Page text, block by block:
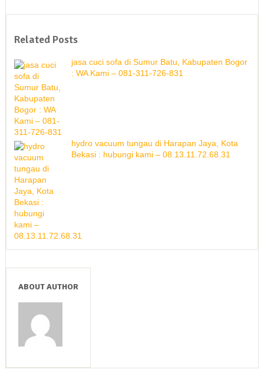
Related Posts
jasa cuci sofa di Sumur Batu, Kabupaten Bogor
: WA Kami – 081-311-726-831
hydro vacuum tungau di Harapan Jaya, Kota
Bekasi : hubungi kami – 08.13.11.72.68.31
ABOUT AUTHOR